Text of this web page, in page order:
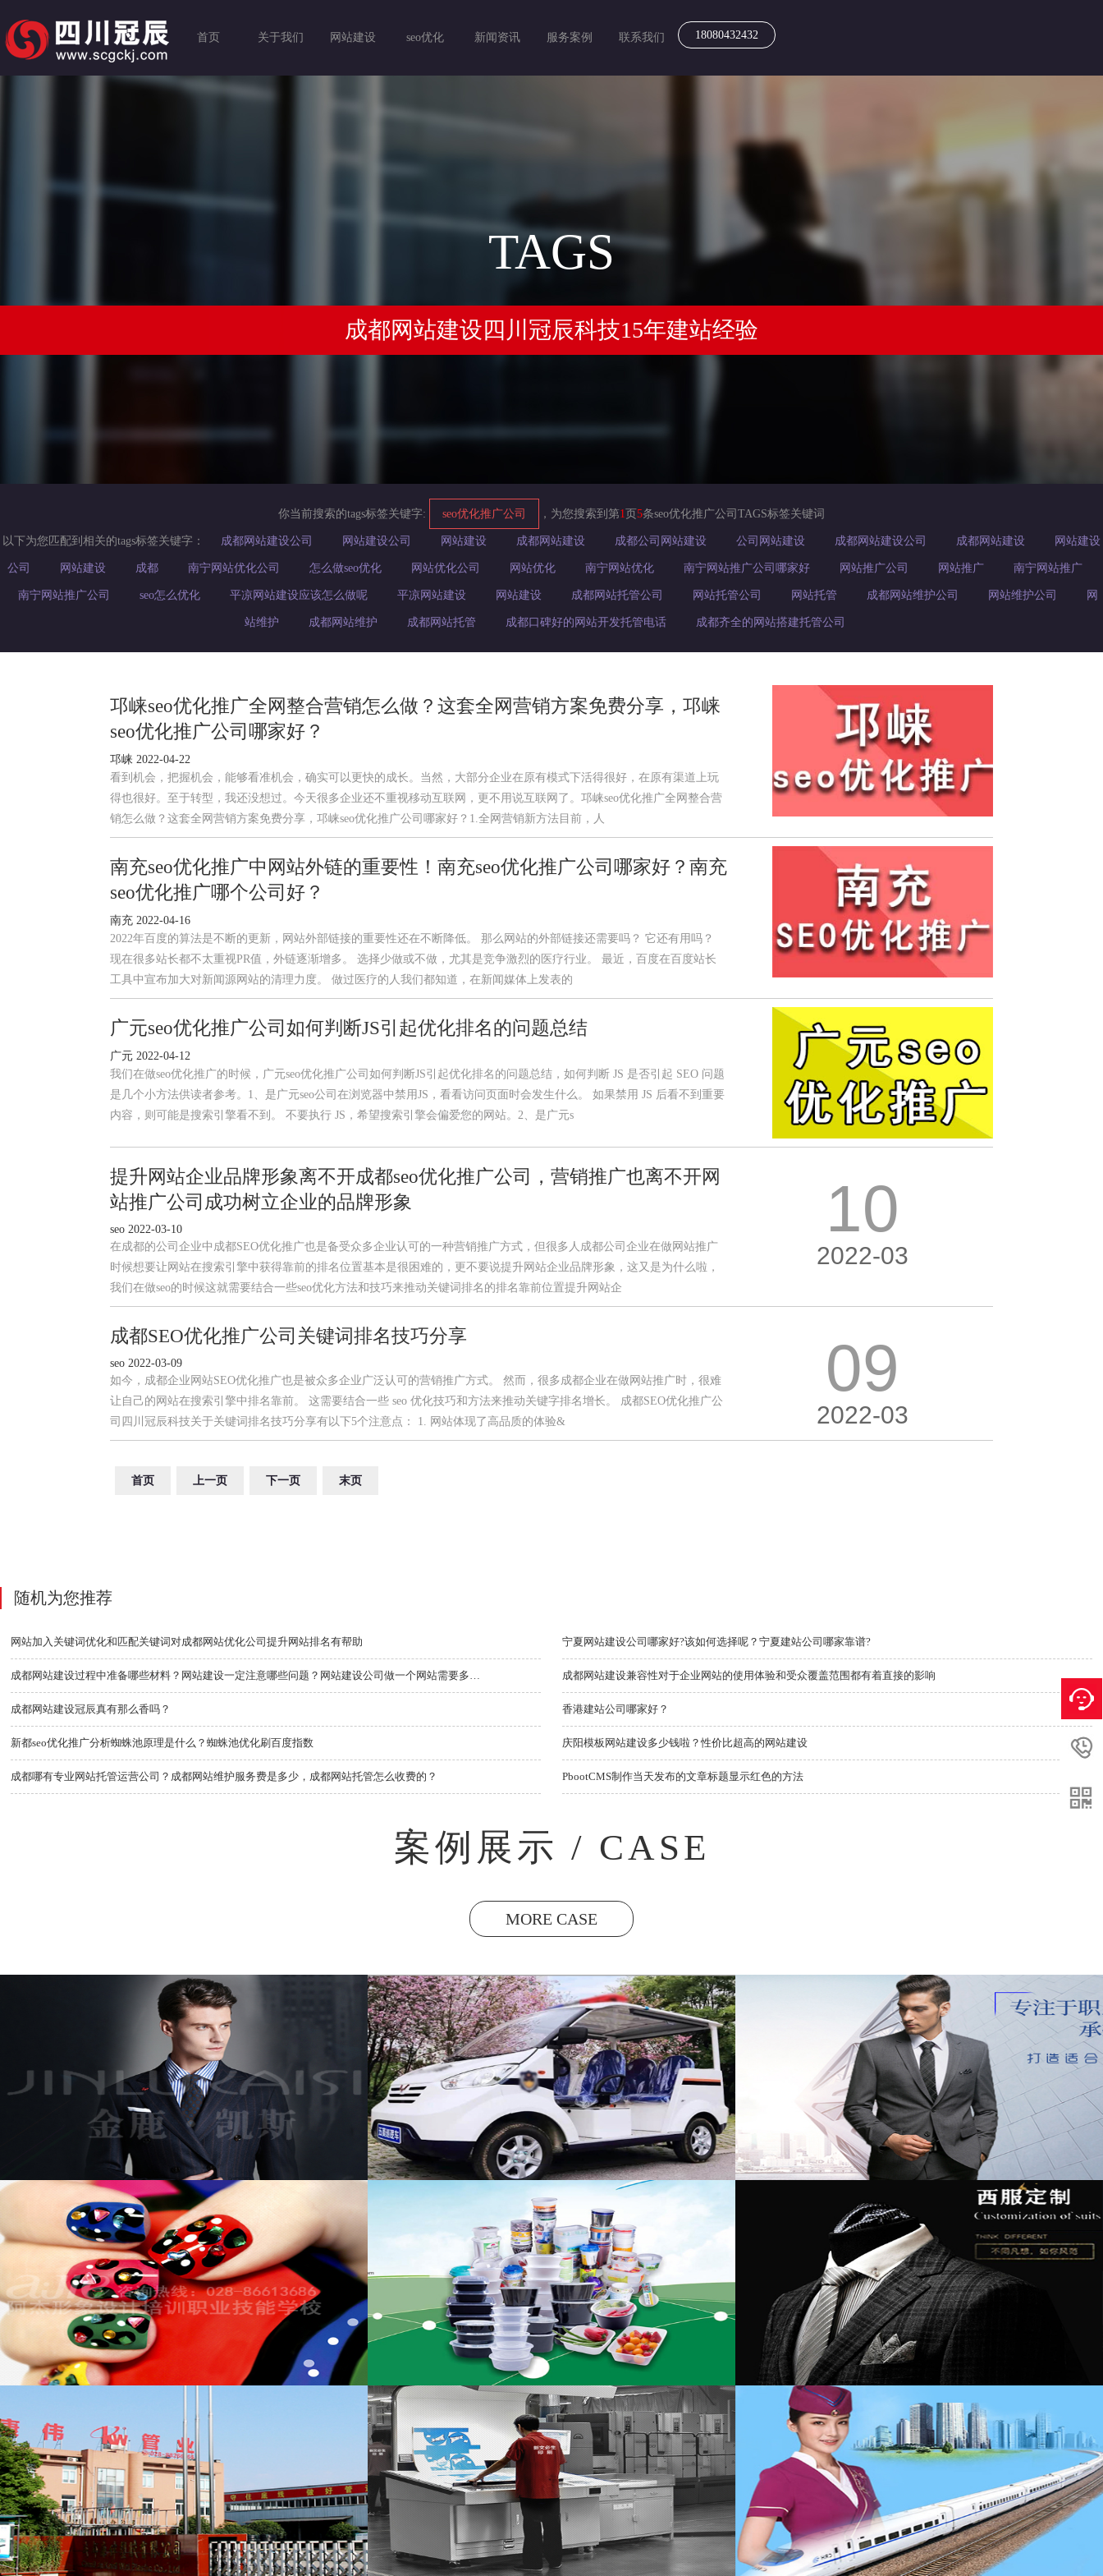
首页 关于我们 网站建设 seo优化 新闻资讯 服务案例 联系我们 18080432432
TAGS
成都网站建设四川冠辰科技15年建站经验
你当前搜索的tags标签关键字: seo优化推广公司 ，为您搜索到第1 页 5条seo优化推广公司TAGS标签关键词
以下为您匹配到相关的tags标签关键字： 成都网站建设公司 网站建设公司 网站建设 成都网站建设 成都公司网站建设 公司网站建设 成都网站建设公司 成都网站建设 网站建设
公司 网站建设 成都 南宁网站优化公司 怎么做seo优化 网站优化公司 网站优化 南宁网站优化 南宁网站推广公司哪家好 网站推广公司 网站推广 南宁网站推广
南宁网站推广公司 seo怎么优化 平凉网站建设应该怎么做呢 平凉网站建设 网站建设 成都网站托管公司 网站托管公司 网站托管 成都网站维护公司 网站维护公司 网
站维护 成都网站维护 成都网站托管 成都口碑好的网站开发托管电话 成都齐全的网站搭建托管公司
邛崃seo优化推广全网整合营销怎么做？这套全网营销方案免费分享，邛崃
seo优化推广公司哪家好？
邛崃 2022-04-22
看到机会，把握机会，能够看准机会，确实可以更快的成长。当然，大部分企业在原有模式下活得很好，在原有渠道上玩
得也很好。至于转型，我还没想过。今天很多企业还不重视移动互联网，更不用说互联网了。邛崃seo优化推广全网整合营
销怎么做？这套全网营销方案免费分享，邛崃seo优化推广公司哪家好？1.全网营销新方法目前，人
南充seo优化推广中网站外链的重要性！南充seo优化推广公司哪家好？南充
seo优化推广哪个公司好？
南充 2022-04-16
2022年百度的算法是不断的更新，网站外部链接的重要性还在不断降低。 那么网站的外部链接还需要吗？ 它还有用吗？
现在很多站长都不太重视PR值，外链逐渐增多。 选择少做或不做，尤其是竞争激烈的医疗行业。 最近，百度在百度站长
工具中宣布加大对新闻源网站的清理力度。 做过医疗的人我们都知道，在新闻媒体上发表的
广元seo优化推广公司如何判断JS引起优化排名的问题总结
广元 2022-04-12
我们在做seo优化推广的时候，广元seo优化推广公司如何判断JS引起优化排名的问题总结，如何判断 JS 是否引起 SEO 问题
是几个小方法供读者参考。1、是广元seo公司在浏览器中禁用JS，看看访问页面时会发生什么。 如果禁用 JS 后看不到重要
内容，则可能是搜索引擎看不到。 不要执行 JS，希望搜索引擎会偏爱您的网站。2、是广元s
提升网站企业品牌形象离不开成都seo优化推广公司，营销推广也离不开网
站推广公司成功树立企业的品牌形象
seo 2022-03-10
在成都的公司企业中成都SEO优化推广也是备受众多企业认可的一种营销推广方式，但很多人成都公司企业在做网站推广
时候想要让网站在搜索引擎中获得靠前的排名位置基本是很困难的，更不要说提升网站企业品牌形象，这又是为什么啦，
我们在做seo的时候这就需要结合一些seo优化方法和技巧来推动关键词排名的排名靠前位置提升网站企
10
2022-03
成都SEO优化推广公司关键词排名技巧分享
seo 2022-03-09
如今，成都企业网站SEO优化推广也是被众多企业广泛认可的营销推广方式。 然而，很多成都企业在做网站推广时，很难
让自己的网站在搜索引擎中排名靠前。 这需要结合一些 seo 优化技巧和方法来推动关键字排名增长。 成都SEO优化推广公
司四川冠辰科技关于关键词排名技巧分享有以下5个注意点： 1. 网站体现了高品质的体验&
09
2022-03
首页 上一页 下一页 末页
随机为您推荐
网站加入关键词优化和匹配关键词对成都网站优化公司提升网站排名有帮助 宁夏网站建设公司哪家好?该如何选择呢？宁夏建站公司哪家靠谱?
成都网站建设过程中准备哪些材料？网站建设一定注意哪些问题？网站建设公司做一个网站需要多少钱？ 成都网站建设兼容性对于企业网站的使用体验和受众覆盖范围都有着直接的影响
成都网站建设冠辰真有那么香吗？ 香港建站公司哪家好？
新都seo优化推广分析蜘蛛池原理是什么？蜘蛛池优化刷百度指数 庆阳模板网站建设多少钱啦？性价比超高的网站建设
成都哪有专业网站托管运营公司？成都网站维护服务费是多少，成都网站托管怎么收费的？ PbootCMS制作当天发布的文章标题显示红色的方法
案例展示 / CASE
MORE CASE